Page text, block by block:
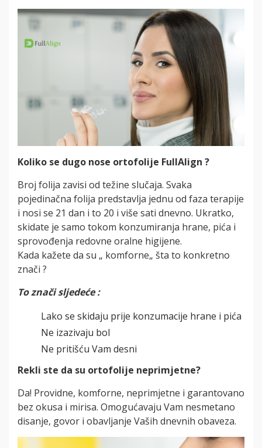
Koliko se dugo nose ortofolije FullAlign ?
Broj folija zavisi od težine slučaja. Svaka
pojedinačna folija predstavlja jednu od faza terapije
i nosi se 21 dan i to 20 i više sati dnevno. Ukratko,
skidate je samo tokom konzumiranja hrane, pića i
sprovođenja redovne oralne higijene.
Kada kažete da su „ komforne„ šta to konkretno
znači ?
To znači sljedeće :
Lako se skidaju prije konzumacije hrane i pića
Ne izazivaju bol
Ne pritišću Vam desni
Rekli ste da su ortofolije neprimjetne?
Da! Providne, komforne, neprimjetne i garantovano
bez okusa i mirisa. Omogućavaju Vam nesmetano
disanje, govor i obavljanje Vaših dnevnih obaveza.